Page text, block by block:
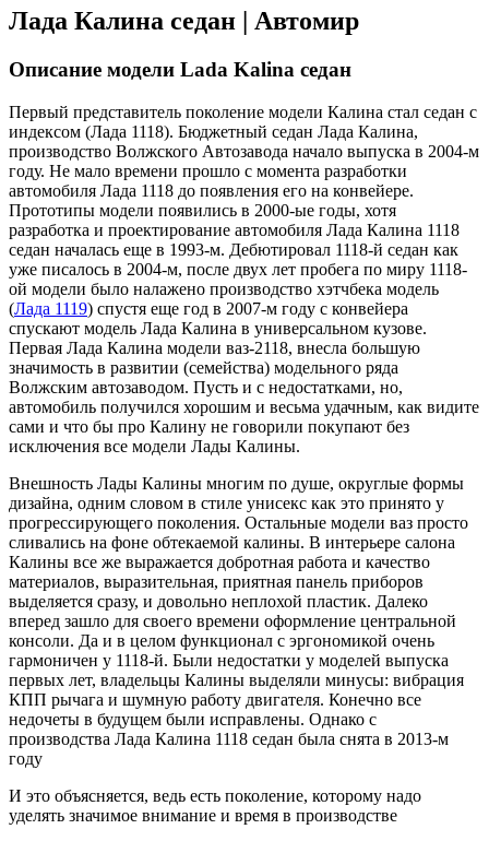
Лада Калина седан | Автомир
Описание модели Lada Kalina седан
Первый представитель поколение модели Калина стал седан с
индексом (Лада 1118). Бюджетный седан Лада Калина,
производство Волжского Автозавода начало выпуска в 2004-м
году. Не мало времени прошло с момента разработки
автомобиля Лада 1118 до появления его на конвейере.
Прототипы модели появились в 2000-ые годы, хотя
разработка и проектирование автомобиля Лада Калина 1118
седан началась еще в 1993-м. Дебютировал 1118-й седан как
уже писалось в 2004-м, после двух лет пробега по миру 1118-
ой модели было налажено производство хэтчбека модель
(Лада 1119) спустя еще год в 2007-м году с конвейера
спускают модель Лада Калина в универсальном кузове.
Первая Лада Калина модели ваз-2118, внесла большую
значимость в развитии (семейства) модельного ряда
Волжским автозаводом. Пусть и с недостатками, но,
автомобиль получился хорошим и весьма удачным, как видите
сами и что бы про Калину не говорили покупают без
исключения все модели Лады Калины.
Внешность Лады Калины многим по душе, округлые формы
дизайна, одним словом в стиле унисекс как это принято у
прогрессирующего поколения. Остальные модели ваз просто
сливались на фоне обтекаемой калины. В интерьере салона
Калины все же выражается добротная работа и качество
материалов, выразительная, приятная панель приборов
выделяется сразу, и довольно неплохой пластик. Далеко
вперед зашло для своего времени оформление центральной
консоли. Да и в целом функционал с эргономикой очень
гармоничен у 1118-й. Были недостатки у моделей выпуска
первых лет, владельцы Калины выделяли минусы: вибрация
КПП рычага и шумную работу двигателя. Конечно все
недочеты в будущем были исправлены. Однако с
производства Лада Калина 1118 седан была снята в 2013-м
году
И это объясняется, ведь есть поколение, которому надо
уделять значимое внимание и время в производстве